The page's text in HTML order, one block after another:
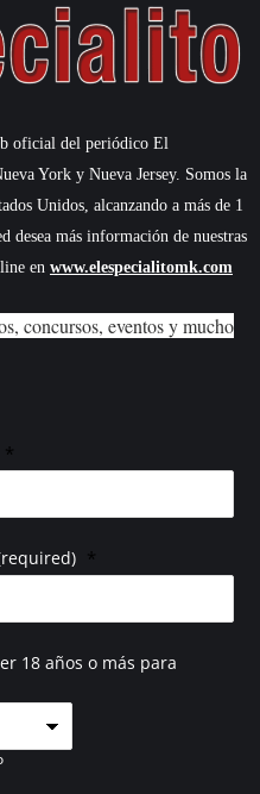
oficial del periódico El
York y Nueva Jersey. Somos la
Unidos, alcanzando a más de 1
desea más información de nuestras
en www.elespecialitomk.com
concursos, eventos y mucho
*
*
18 años o más para